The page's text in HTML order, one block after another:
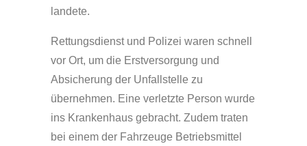
landete.
Rettungsdienst und Polizei waren schnell
vor Ort, um die Erstversorgung und
Absicherung der Unfallstelle zu
übernehmen. Eine verletzte Person wurde
ins Krankenhaus gebracht. Zudem traten
bei einem der Fahrzeuge Betriebsmittel